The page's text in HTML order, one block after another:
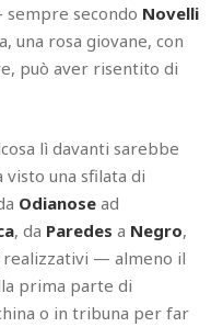
secondo Novelli
una rosa giovane, con
può aver risentito di
lì davanti sarebbe
visto una sfilata di
Odianose ad
, da Paredes a Negro,
— almeno il
prima parte di
o in tribuna per far